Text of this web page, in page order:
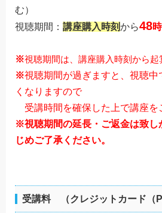
む）
視聴期間： 講座購入時刻から48
※視聴期間は、講座購入時刻から起
※視聴期間が過ぎますと、視聴中
くなりますので
受講時間を確保した上で講座を
※視聴期間の延長・ご返金は致し
じめご了承ください。
受講料 （クレジットカード（